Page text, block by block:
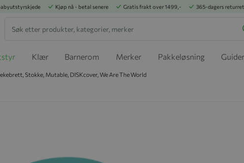
Kjøp nå - betal senere Gratis frakt over 1499,- 365-dagers
Klær Barnerom Merker Pakkeløsning
Stokke, Mutable, DISKcover, We Are The World